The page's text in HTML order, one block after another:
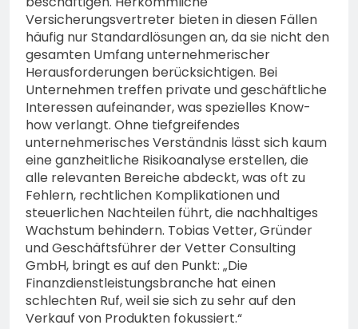
Versicherungsvertreter bieten in diesen Fällen
häufig nur Standardlösungen an, da sie nicht den
gesamten Umfang unternehmerischer
Herausforderungen berücksichtigen. Bei
Unternehmen treffen private und geschäftliche
Interessen aufeinander, was spezielles Know-
how verlangt. Ohne tiefgreifendes
unternehmerisches Verständnis lässt sich kaum
eine ganzheitliche Risikoanalyse erstellen, die
alle relevanten Bereiche abdeckt, was oft zu
Fehlern, rechtlichen Komplikationen und
steuerlichen Nachteilen führt, die nachhaltiges
Wachstum behindern. Tobias Vetter, Gründer
und Geschäftsführer der Vetter Consulting
GmbH, bringt es auf den Punkt: „Die
Finanzdienstleistungsbranche hat einen
schlechten Ruf, weil sie sich zu sehr auf den
Verkauf von Produkten fokussiert.“